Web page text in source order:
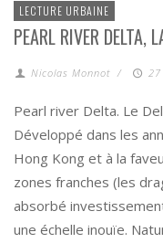
LECTURE URBAINE
PEARL RIVER DELTA,
Nicolas Monnot /
Pearl river Delta. Le
Développé dans les
Hong Kong et à la
zones franches (les
absorbé
une échelle inouïe.